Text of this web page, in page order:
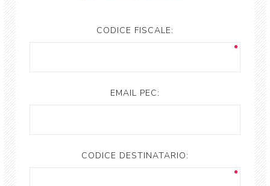
CODICE FISCALE:
EMAIL PEC:
CODICE DESTINATARIO: